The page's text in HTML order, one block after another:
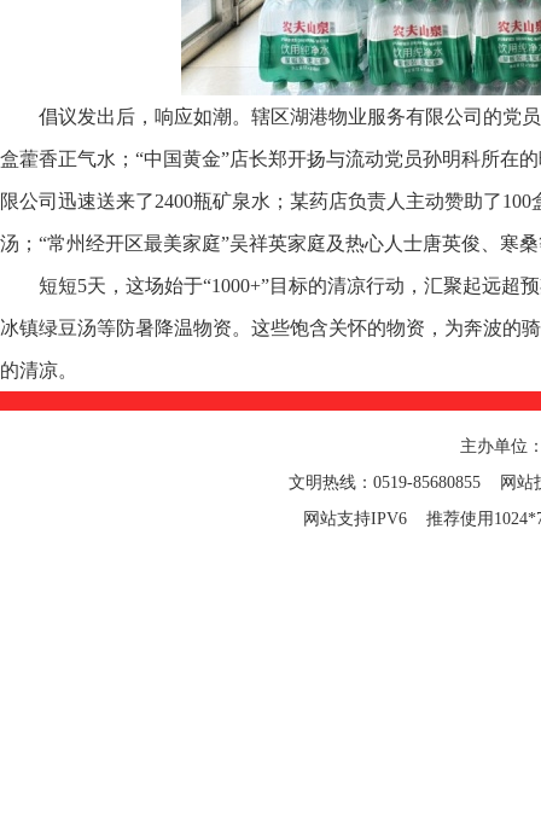
倡议发出后，响应如潮。辖区湖港物业服务有限公司的党
盒藿香正气水；“中国黄金”店长郑开扬与流动党员孙明科所在
限公司迅速送来了2400瓶矿泉水；某药店负责人主动赞助了
汤；“常州经开区最美家庭”吴祥英家庭及热心人士唐英俊、寒
短短5天，这场始于“1000+”目标的清凉行动，汇聚起远超
冰镇绿豆汤等防暑降温物资。这些饱含关怀的物资，为奔波的
的清凉。
主办单位
文明热线：0519-85680855 网站
网站支持IPV6 推荐使用